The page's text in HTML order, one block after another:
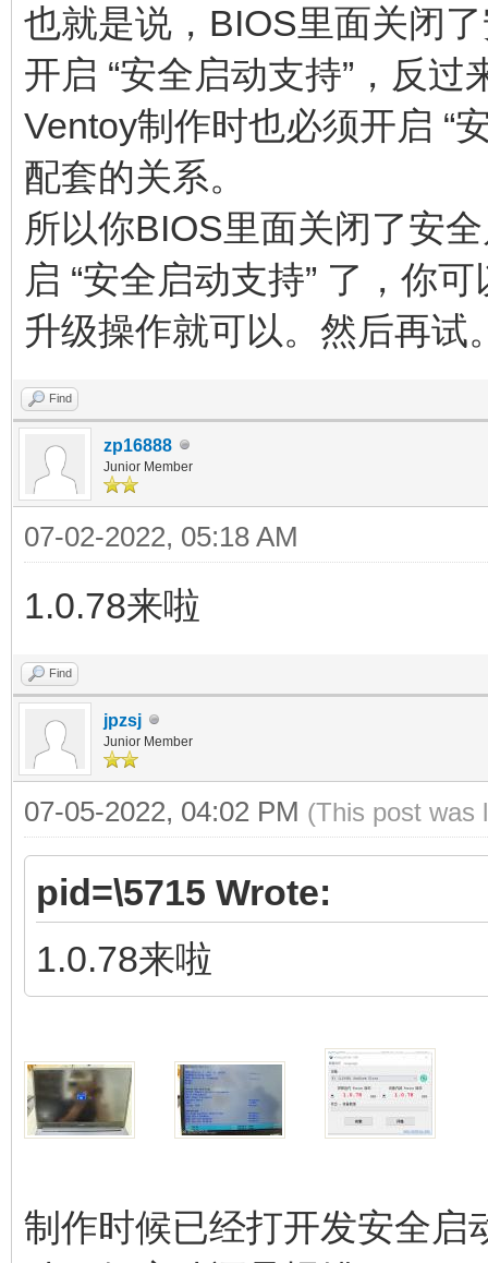
也就是说，BIOS里面关闭
开启 “安全启动支持”，反
Ventoy制作时也必须开启 “
配套的关系。
所以你BIOS里面关闭了安
启 “安全启动支持” 了，你
升级操作就可以。然后再试
Find
zp16888
Junior Member
07-02-2022, 05:18 AM
1.0.78来啦
Find
jpzsj
Junior Member
07-05-2022, 04:02 PM (This post was
pid=\5715 Wrote:
1.0.78来啦
制作时候已经打开发安全启